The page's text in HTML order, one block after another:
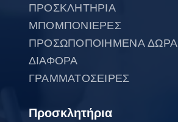
ΠΡΟΣΚΛΗΤΗΡΙΑ
ΜΠΟΜΠΟΝΙΕΡΕΣ
ΠΡΟΣΩΠΟΠΟΙΗΜΕΝΑ ΔΩΡΑ
ΔΙΑΦΟΡΑ
ΓΡΑΜΜΑΤΟΣΕΙΡΕΣ
Προσκλητήρια